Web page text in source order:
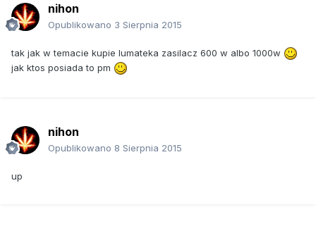
nihon
Opublikowano 3 Sierpnia 2015
tak jak w temacie kupie lumateka zasilacz 600 w albo 1000w
jak ktos posiada to pm
nihon
Opublikowano 8 Sierpnia 2015
up